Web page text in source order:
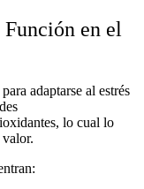
Función en el
adaptarse al estrés
lo cual lo